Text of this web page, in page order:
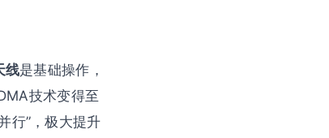
线是基础操作，
技术变得至
行”，极大提升